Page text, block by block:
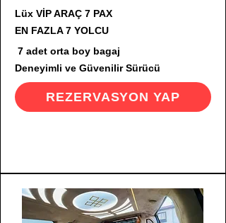
Lüx VİP ARAÇ 7 PAX
EN FAZLA 7 YOLCU
7 adet orta boy bagaj
Deneyimli ve Güvenilir Sürücü
REZERVASYON YAP